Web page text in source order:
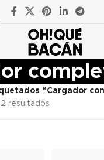
“Cargador
resultados